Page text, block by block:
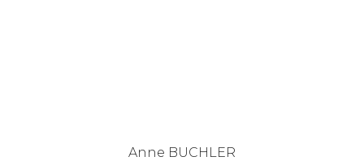
Anne BUCHLER